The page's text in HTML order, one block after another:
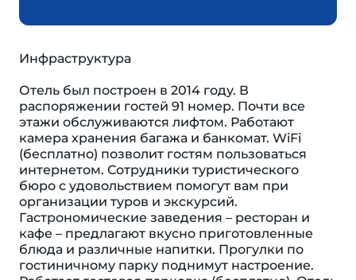
Инфраструктура
Отель был построен в 2014 году. В
распоряжении гостей 91 номер. Почти все
этажи обслуживаются лифтом. Работают
камера хранения багажа и банкомат. WiFi
(бесплатно) позволит гостям пользоваться
интернетом. Сотрудники туристического
бюро с удовольствием помогут вам при
организации туров и экскурсий.
Гастрономические заведения – ресторан и
кафе – предлагают вкусно приготовленные
блюда и различные напитки. Прогулки по
гостиничному парку поднимут настроение.